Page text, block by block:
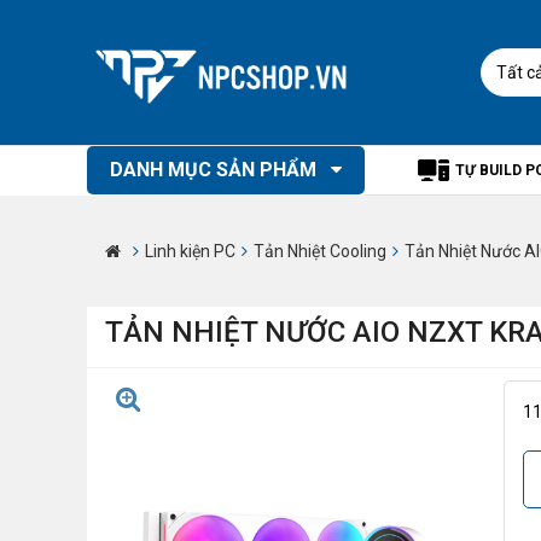
Tất
DANH MỤC SẢN PHẨM TỰ BUILD
Linh kiện PC Tản Nhiệt Cooling Tản Nhiệt Nước
TẢN NHIỆT NƯỚC AIO NZXT